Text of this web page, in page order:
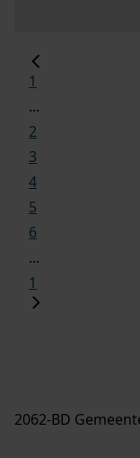
1
...
2
3
4
5
6
...
1
2062-BD